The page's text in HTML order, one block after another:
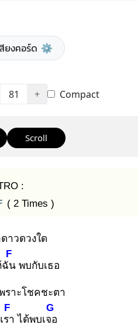
ยงคอร์ด ⚙️
81 + Compact
Scroll
:
( 2 Times )
าวดวงใด
ฉัน
F
พบกับเธอ
ราะโชคชะตา
รา
F
ได้พบเจอ
G